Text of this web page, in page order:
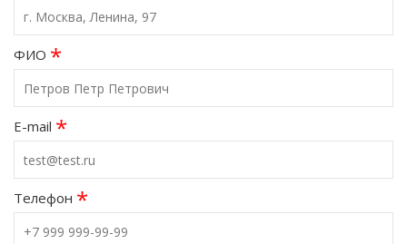
ФИО *
E-mail *
Телефон *